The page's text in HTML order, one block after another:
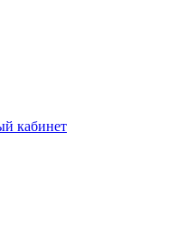
кабинет